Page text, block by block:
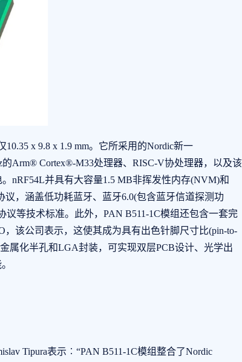
x 9.8 x 1.9 mm。它所采用的Nordic新一
Arm® Cortex®-M33处理器、RISC-V协处理器，以及该
nRF54L并具有大容量1.5 MB非挥发性内存(NVM)和
，涵盖低功耗蓝牙、蓝牙6.0(包含蓝牙信道探测功
议等技术标准。此外，PAN B511-1C模组还包含一套完
，该公司表示，这使其成为具有出色针脚尺寸比(pin-to-
属化半孔和LGA封装，可实现双层PCB设计、光学出
Tipura表示︰“PAN B511-1C模组整合了Nordic